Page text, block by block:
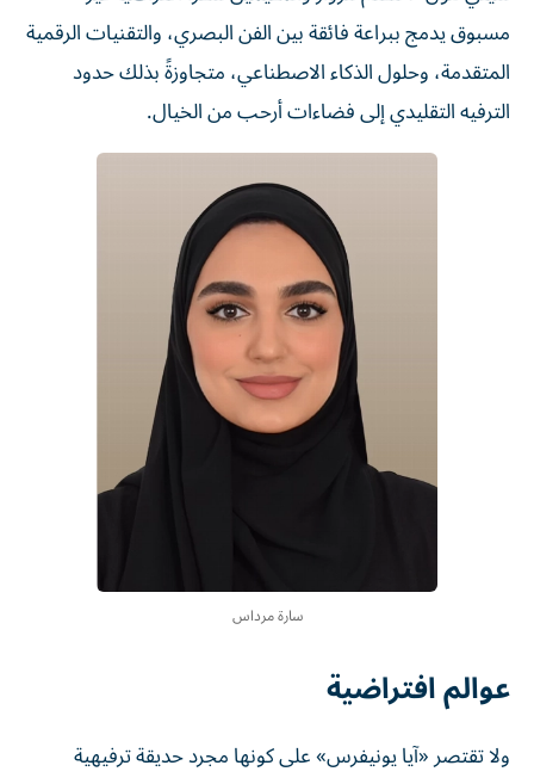
مسبوق يدمج ببراعة فائقة بين الفن البصري، والتقنيات الرقمية
المتقدمة، وحلول الذكاء الاصطناعي، متجاوزةً بذلك حدود
الترفيه التقليدي إلى فضاءات أرحب من الخيال.
سارة مرداس
عوالم افتراضية
ولا تقتصر «آيا يونيفرس» على كونها مجرد حديقة ترفيهية